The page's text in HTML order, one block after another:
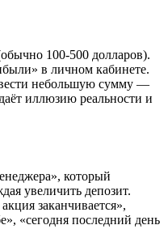
100-500 долларов).
в личном кабинете.
небольшую сумму —
иллюзию реальности и
который
увеличить депозит.
заканчивается»,
«сегодня последний день